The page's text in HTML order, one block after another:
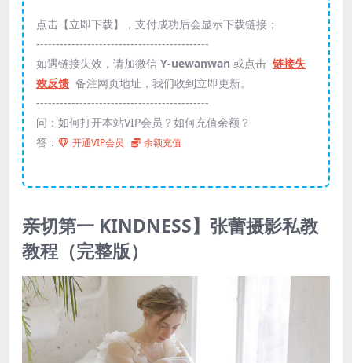
点击【立即下载】，支付成功后会显示下载链接；
--------------------------------------------
如遇链接失效，请加微信 Y-uewanwan 或点击 链接失
效反馈 备注网页地址，我们收到立即更新。
--------------------------------------------
问：如何打开本站VIP会员？如何充值余额？
答：
开通VIP会员 余额充值
亲切第一 KINDNESS】张蕾摄影私教
教程（完整版）